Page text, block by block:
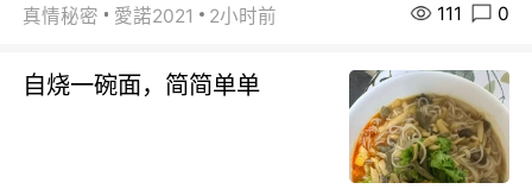
真情秘密 愛諾2021 2小时前 111 0
自烧一碗面，简简单单